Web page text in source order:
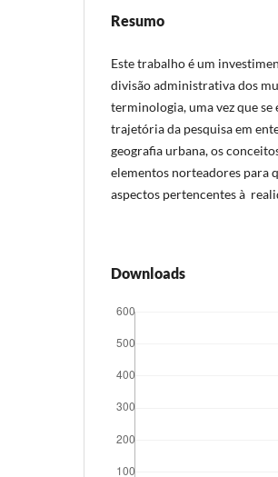
Resumo
Este trabalho é um
divisão administrativa dos
terminologia, uma vez que
trajetória da pesquisa em
geografia urbana, os
elementos norteadores para
aspectos pertencentes à
Downloads